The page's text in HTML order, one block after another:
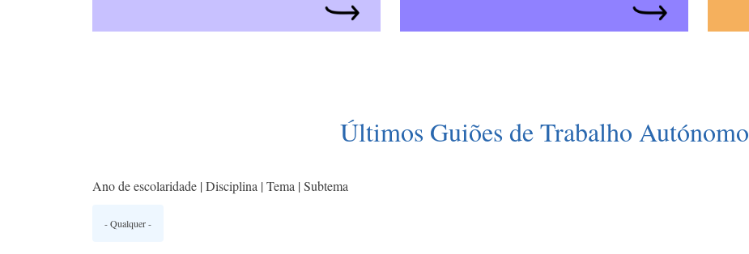
Últimos Guiões de Trabalho Autónomo
Ano de escolaridade | Disciplina | Tema | Subtema